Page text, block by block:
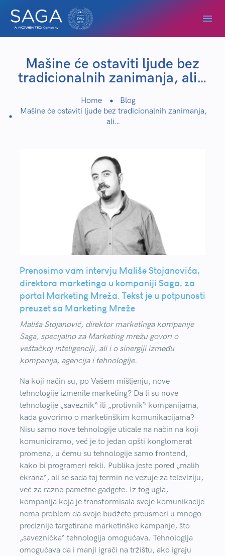
Mašine će ostaviti ljude bez
tradicionalnih zanimanja, ali…
Home
Blog
Mašine će ostaviti ljude bez tradicionalnih zanimanja,
ali…
Prenosimo vam intervju Mališe Stojanovića,
direktora marketinga u kompaniji Saga, za
portal Marketing Mreža. Tekst je u potpunosti
preuzet sa Marketing Mreže
Mališa Stojanović, direktor marketinga kompanije
Saga, specijalno za Marketing mrežu govori o
veštačkoj inteligenciji, ali i o sinergiji između
kompanija, agencija i tehnologije.
Na koji način su, po Vašem mišljenju, nove
tehnologije izmenile marketing? Da li su nove
tehnologije „saveznik“ ili „protivnik“ kompanijama,
kada govorimo o marketinškim komunikacijama?
Nisu samo nove tehnologije uticale na način na koji
komuniciramo, već je to jedan opšti konglomerat
promena, u čemu su tehnologije samo frontend,
kako bi programeri rekli. Publika jeste pored „malih
ekrana“, ali se sada taj termin ne vezuje za televiziju,
već za razne pametne gadgete. Iz tog ugla,
kompanija koja je transformisala svoje komunikacije
nema problem da svoje budžete preusmeri u mnogo
preciznije targetirane marketinške kampanje, što
„saveznička“ tehnologija omogućava. Tehnologija
omogućava da i manji igrači na tržištu, ako igraju